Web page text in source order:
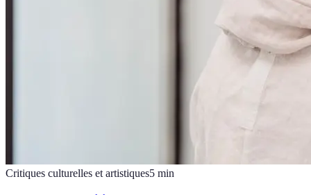
Critiques culturelles et artistiques5 min